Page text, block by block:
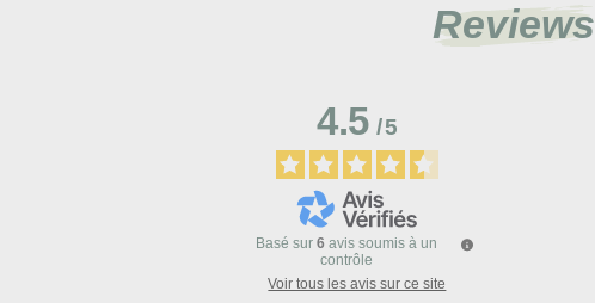
Reviews
4.5/5
Basé sur 6 avis soumis à un
contrôle
Voir tous les avis sur ce site